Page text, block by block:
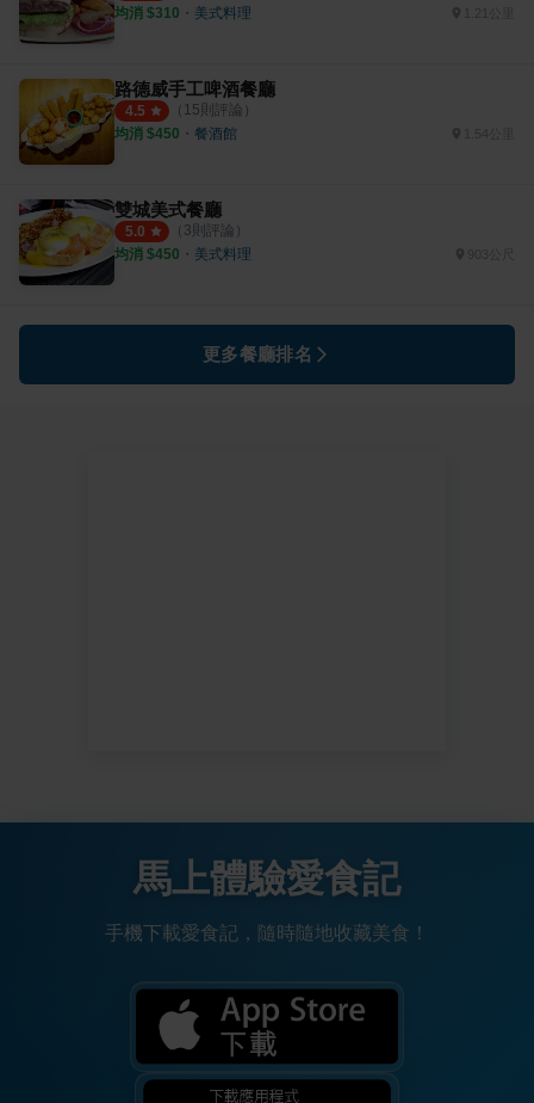
均消 $310 ・ 美式料理 1.21公里
路德威手工啤酒餐廳
4.5 （ 15則評論）
均消 $450 ・ 餐酒館 1.54公里
雙城美式餐廳
5.0 （ 3則評論）
均消 $450 ・ 美式料理
更多餐廳排名
馬上體驗愛食記
手機下載愛食記，隨時隨地收藏美食！